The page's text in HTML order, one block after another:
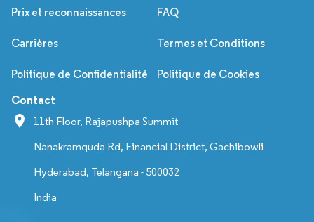
Prix et reconnaissances FAQ
Carrières Termes et Conditions
Politique de Confidentialité Politique de Cookies
Contact
11th Floor, Rajapushpa Summit
Nanakramguda Rd, Financial District, Gachibowli
Hyderabad, Telangana - 500032
India